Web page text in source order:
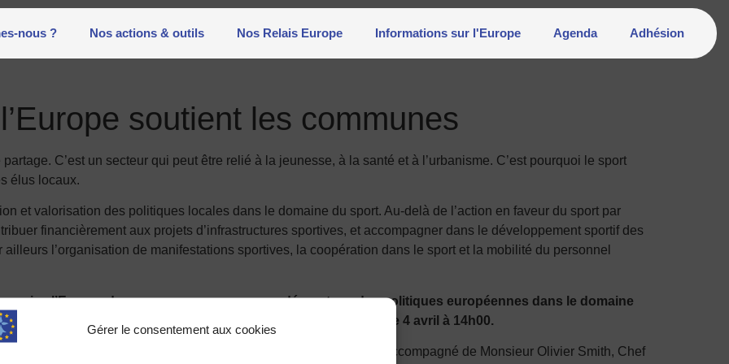
Gérer le consentement aux cookies
nous ? Nos actions & outils Nos Relais Europe Informations sur l'Europe Agenda Adhésion
soutient les communes
C’est un secteur qui peut être relié à la jeunesse, à la santé et à l’urbanisme. C’est pourquoi le sport
élus locaux.
et valorisation des politiques locales dans le domaine du sport. Au-delà de l’action en faveur du sport par
financièrement aux projets d’infrastructures sportives, et accompagner dans le développement sportif des
l’organisation de manifestations sportives, la coopération dans le sport et la mobilité du personnel
l’Europe des communes, propose un décryptage des politiques européennes dans le domaine
de financement, dans le cadre d’un webinaire dédié le 4 avril à 14h00.
régionale de la Commission européenne en France sera accompagné de Monsieur Olivier Smith, Chef